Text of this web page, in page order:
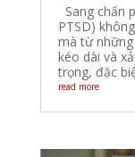
Sang chấn
PTSD)
mà từ
kéo dài và
trọng, đặc
read more